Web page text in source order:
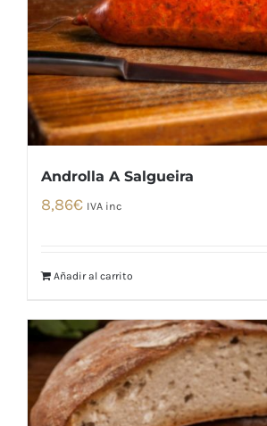
Androlla A Salgueira
8,86€ IVA inc
Añadir al carrito